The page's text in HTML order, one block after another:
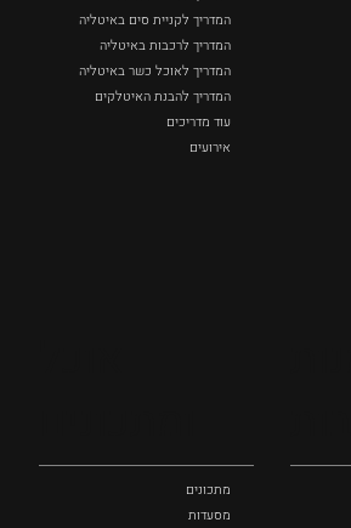
המדריך לקניית סים באיטליה
המדריך לרכבות באיטליה
המדריך לאוכל כשר באיטליה
המדריך להבנת האיטלקים
עוד מדריכים
אירועים
מתכונים
מסעדות